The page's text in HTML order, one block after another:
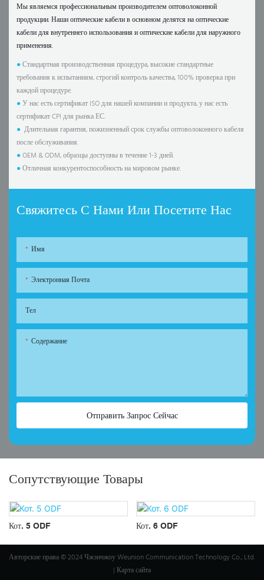
Мы являемся профессиональным производителем оптоволоконной
продукции. Наши оптические кабели в основном делятся на оптические
кабели для внутреннего использования и оптические кабели для наружного
применения.
●Стандартная производственная процедура, высокие стандартные
требования к испытаниям, строгий контроль качества, 100% проверка при
каждой процедуре.
●У нас есть сертификат ISO для нашей компании и продукта, у нас есть
сертификат CPI для рынка ЕС.
● Длительная гарантия, пожизненный срок службы оптоволоконного кабеля
после обслуживания.
●OEM & ODM, образцы доступны в течение 1-3 дней.
●Отличная конкурентоспособность на мировом рынке.
Свяжитесь С Нами Или Посетите Нас
Имя
Электронная Почта
Тел
Содержание
Отправить Запрос Сейчас
Сопутствующие Товары
Кот. 5 ODF Кот. 6 ODF
Авторские права © 2024 Чжэнчжоу Weunion Communication Technology Co., Ltd.
| Карта сайта